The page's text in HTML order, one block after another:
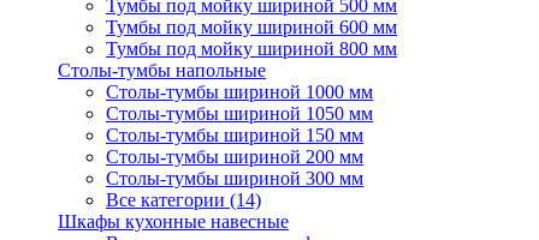
Тумбы под мойку шириной 500 мм
Тумбы под мойку шириной 600 мм
Тумбы под мойку шириной 800 мм
Столы-тумбы напольные
Столы-тумбы шириной 1000 мм
Столы-тумбы шириной 1050 мм
Столы-тумбы шириной 150 мм
Столы-тумбы шириной 200 мм
Столы-тумбы шириной 300 мм
Все категории (14)
Шкафы кухонные навесные